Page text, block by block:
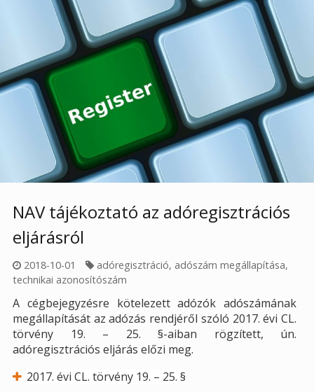
NAV tájékoztató az adóregisztrációs
eljárásról
2018-10-01 adóregisztráció, adószám megállapítása,
technikai azonosítószám
A cégbejegyzésre kötelezett adózók adószámának
megállapítását az adózás rendjéről szóló 2017. évi CL.
törvény 19. – 25. §-aiban rögzített, ún.
adóregisztrációs eljárás előzi meg.
2017. évi CL. törvény 19. – 25. §